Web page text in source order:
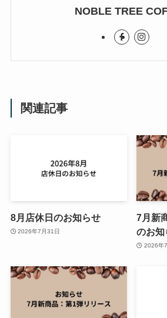
NOBLE TREE
関連記事
8月店休日のお知らせ
2026年7月31日
7月新
のお知
2026年